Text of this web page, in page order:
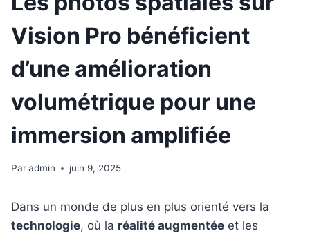
Vision Pro bénéficient
d’une amélioration
volumétrique pour une
immersion amplifiée
Paradmin juin 9, 2025
Dans un monde de plus en plus orienté vers la
technologie, où la réalité augmentée et les